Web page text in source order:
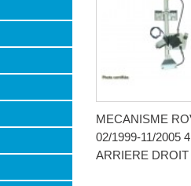
MECANISME
02/1999-11/2005
ARRIERE DROIT